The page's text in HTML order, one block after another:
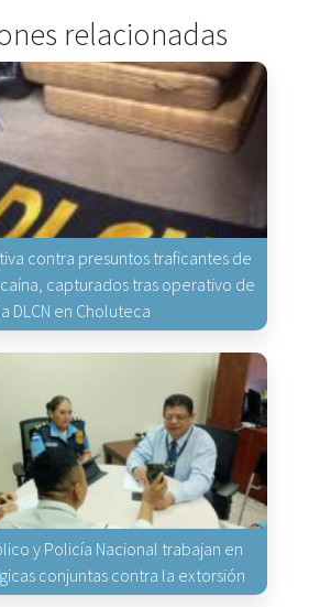
relacionadas
contra presuntos traficantes de
capturados tras operativo de
DLCN en Choluteca
y Policía Nacional trabajan en
conjuntas contra la extorsión